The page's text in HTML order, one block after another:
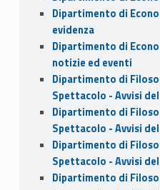
Dipartimento di
evidenza
Dipartimento di
notizie ed eventi
Dipartimento di
Spettacolo - Avvisi
Dipartimento di
Spettacolo - Avvisi
Dipartimento di
Spettacolo - Avvisi
Dipartimento di